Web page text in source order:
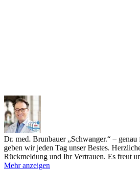
Dr. med. Brunbauer „Schwanger.“ –
geben wir jeden Tag unser Bestes.
Rückmeldung und Ihr Vertrauen. Es freut
Mehr anzeigen